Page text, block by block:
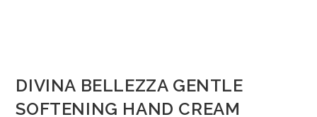
DIVINA BELLEZZA GENTLE
SOFTENING HAND CREAM